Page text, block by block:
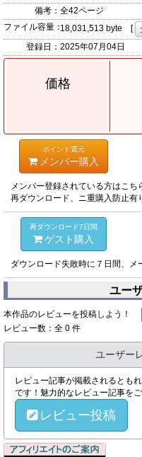
備考： 全42ページ
ファイル容量：18,031,513 byte [
登録日： 2025年07月04日
価格
ポイント還元
メンバー購入
メンバー登録されている方はこち
再ダウンロード、ニ重購入防止有
再ダウンロード7日間
ゲスト購入
ダウンロード失敗時に７日間、メ
ユー
本作品のレビューを投稿しよう！
レビュー数：全 0 件
ユーザー
レビュー記事が掲載されるとも
です！魅力的なレビュー記事をご
レビュー投稿